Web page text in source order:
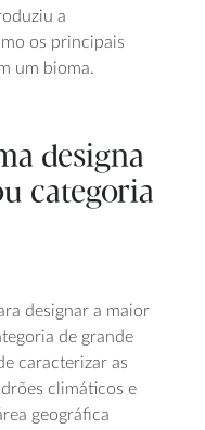
a
os principais
um bioma.
designa
categoria
designar a maior
de grande
caracterizar as
climáticos e
geográfica